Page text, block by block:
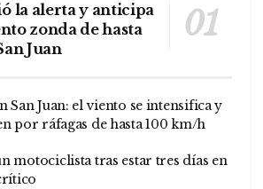
la alerta y anticipa
zonda de hasta
Juan
San Juan: el viento se intensifica y
por ráfagas de hasta 100 km/h
motociclista tras estar tres días en